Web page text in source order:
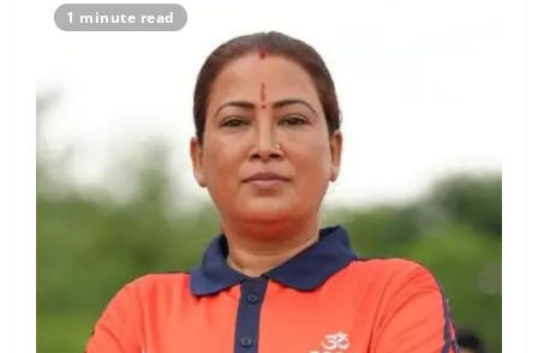
1 minute read